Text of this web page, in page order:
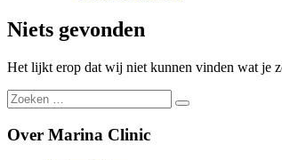
Niets gevonden
Het lijkt erop dat wij niet kunnen vinden wat je
Zoeken
naar:
Zoeken
Over Marina Clinic